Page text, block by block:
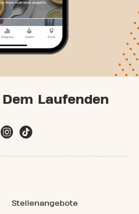
Laufenden
Stellenangebote